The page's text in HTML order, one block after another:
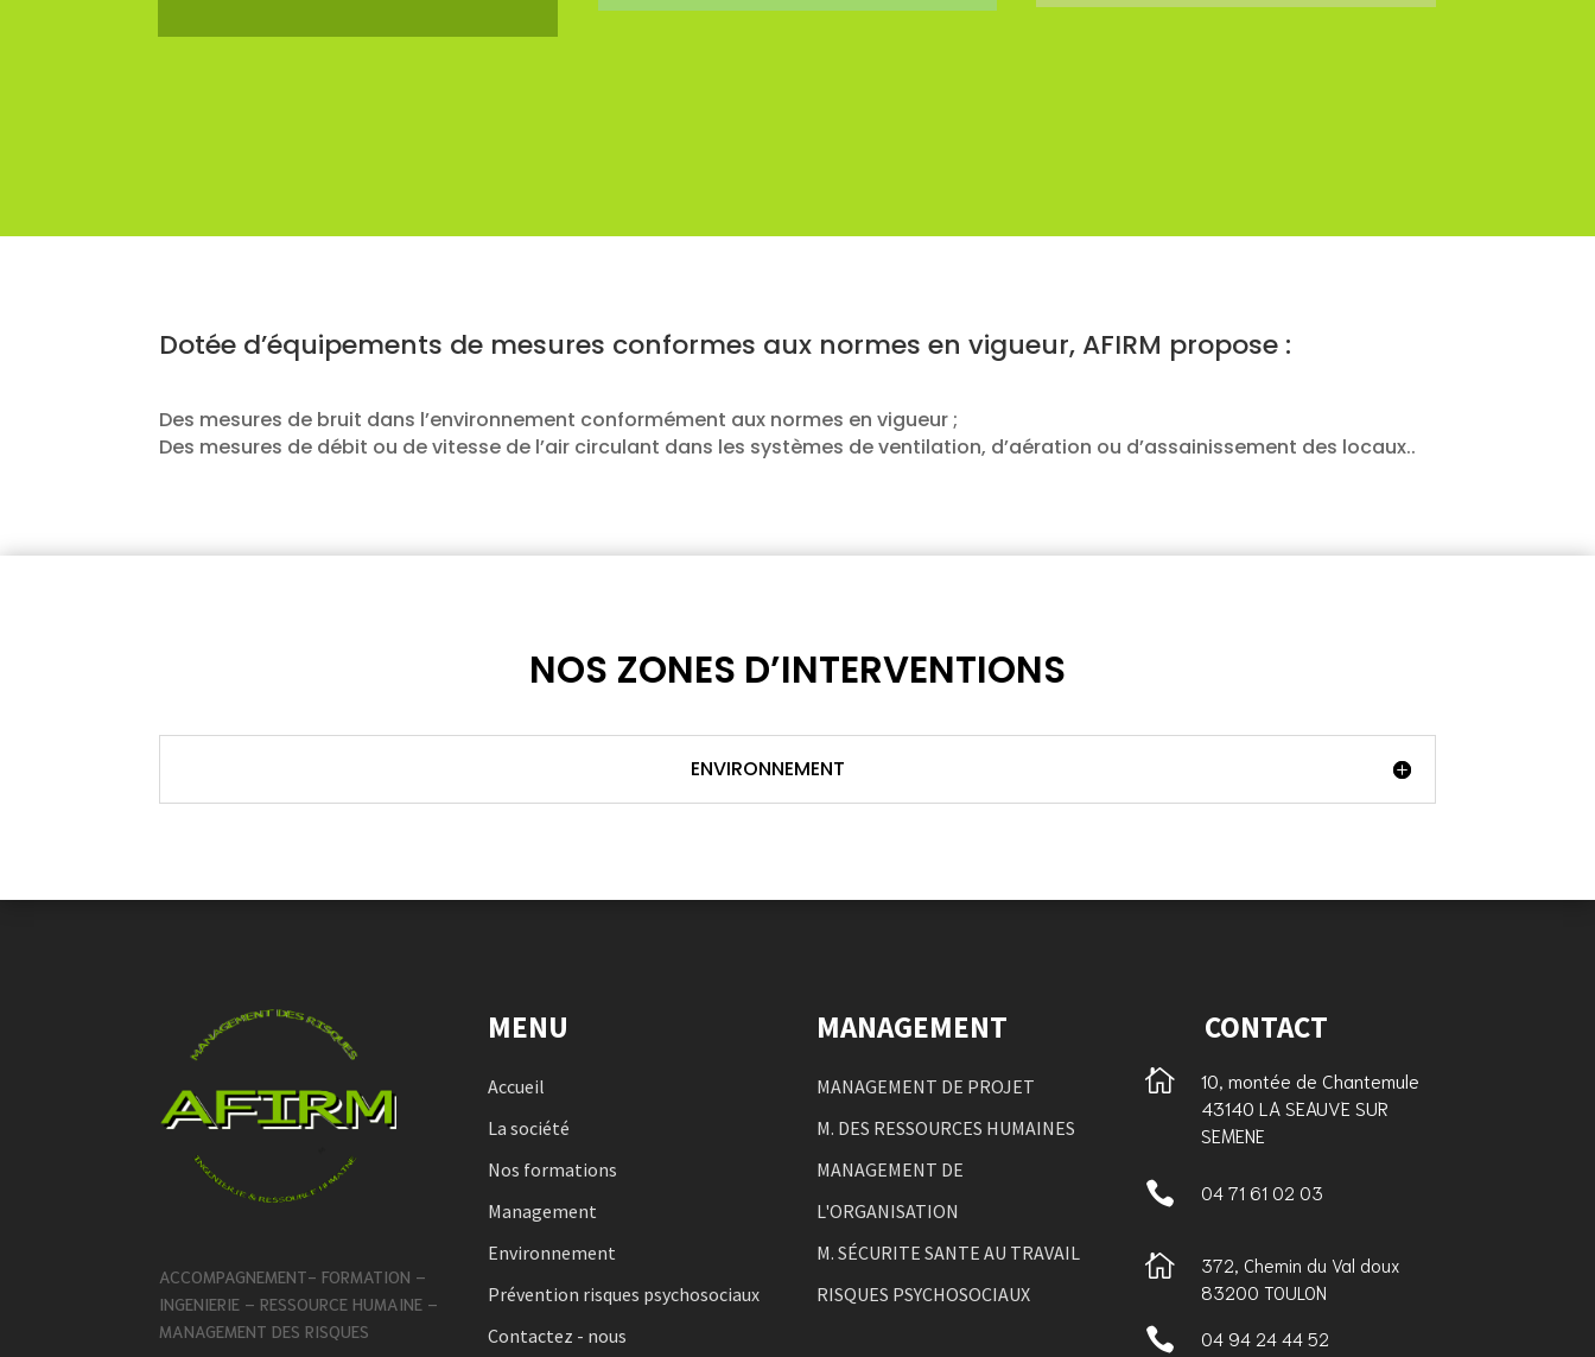
Dotée d’équipements de mesures conformes aux normes en vigueur, AFIRM propose :
Des mesures de bruit dans l’environnement conformément aux normes en vigueur ;
Des mesures de débit ou de vitesse de l’air circulant dans les systèmes de ventilation, d’aération ou d’assainissement des locaux..
NOS ZONES D’INTERVENTIONS
ENVIRONNEMENT
ACCOMPAGNEMENT-FORMATION –
INGENIERIE – RESSOURCE HUMAINE –
MANAGEMENT DES RISQUES
MENU
Accueil
La société
Nos formations
Management
Environnement
Prévention risques psychosociaux
Contactez - nous
MANAGEMENT
MANAGEMENT DE PROJET
M. DES RESSOURCES HUMAINES
MANAGEMENT DE
L'ORGANISATION
M. SÉCURITE SANTE AU TRAVAIL
RISQUES PSYCHOSOCIAUX
CONTACT

10, montée de Chantemule
43140 LA SEAUVE SUR
SEMENE
 04 71 61 02 03

372, Chemin du Val doux
83200 TOULON
 04 94 24 44 52